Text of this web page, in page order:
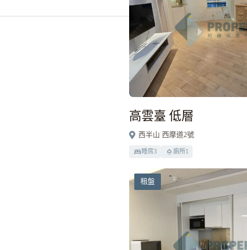
高雲臺 低層
西半山 西摩道2號
睡房3 廁所1
租盤